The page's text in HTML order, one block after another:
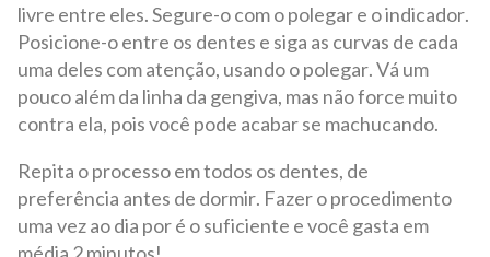
livre entre eles. Segure-o com o polegar e o indicador.
Posicione-o entre os dentes e siga as curvas de cada
uma deles com atenção, usando o polegar. Vá um
pouco além da linha da gengiva, mas não force muito
contra ela, pois você pode acabar se machucando.
Repita o processo em todos os dentes, de
preferência antes de dormir. Fazer o procedimento
uma vez ao dia por é o suficiente e você gasta em
média 2 minutos!